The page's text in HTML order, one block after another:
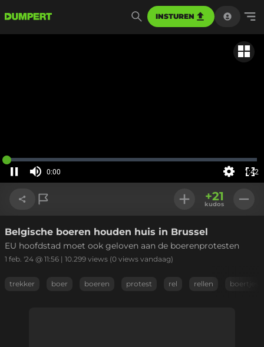
INSTUREN
uit
Huidige
tijd
0:00 1:42
Geladen:
0%
Link kopiëren
+21
kudos
Belgische boeren houden huis in Brussel
EU hoofdstad moet ook geloven aan de boerenprotesten
1 feb. '24 @ 11:56 | 10.299 views (0 views vandaag)
trekker boer boeren protest rel rellen boertjes